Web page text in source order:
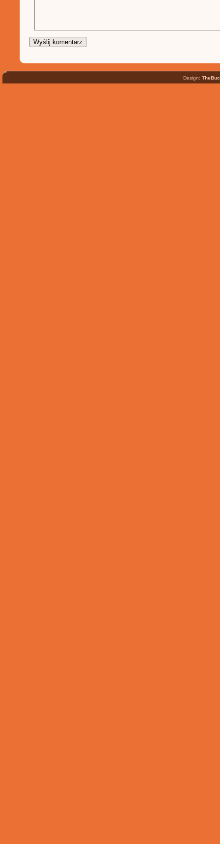
Design: